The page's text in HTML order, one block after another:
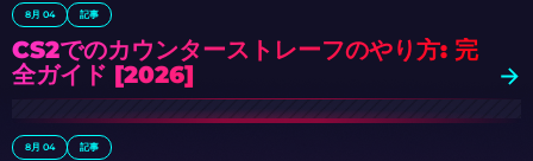
8月 04 記事
CS2でのカウンターストレーフのやり方: 完
全ガイド [2026]
8月 04 記事